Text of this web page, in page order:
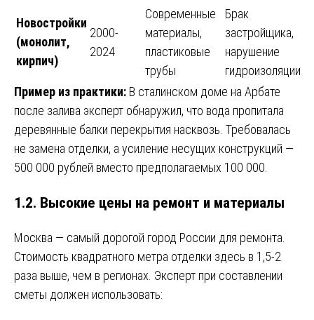
Новостройки
(монолит,
кирпич)
2000-
2024
Современные
материалы,
пластиковые
трубы
Брак
застройщика,
нарушение
гидроизоляции
Пример из практики: В сталинском доме на Арбате
после залива эксперт обнаружил, что вода пропитала
деревянные балки перекрытия насквозь. Требовалась
не замена отделки, а усиление несущих конструкций —
500 000 рублей вместо предполагаемых 100 000.
1.2. Высокие цены на ремонт и материалы
Москва — самый дорогой город России для ремонта.
Стоимость квадратного метра отделки здесь в 1,5-2
раза выше, чем в регионах. Эксперт при составлении
сметы должен использовать: